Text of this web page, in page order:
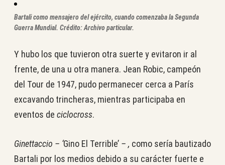
Bartali como mensajero del ejército, cuando comenzaba la Segunda
Guerra Mundial. Crédito: Archivo particular.
Y hubo los que tuvieron otra suerte y evitaron ir al
frente, de una u otra manera. Jean Robic, campeón
del Tour de 1947, pudo permanecer cerca a París
excavando trincheras, mientras participaba en
eventos de ciclocross.
Ginettaccio – ‘Gino El Terrible’ – , como sería bautizado
Bartali por los medios debido a su carácter fuerte e